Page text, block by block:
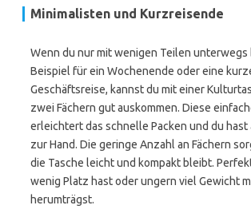
Minimalisten und Kurzreisende
Wenn du nur mit wenigen Teilen unterwegs
Beispiel für ein Wochenende oder eine
Geschäftsreise, kannst du mit einer
zwei Fächern gut auskommen. Diese
erleichtert das schnelle Packen und du
zur Hand. Die geringe Anzahl an Fächern
die Tasche leicht und kompakt bleibt.
wenig Platz hast oder ungern viel Gewicht
herumträgst.